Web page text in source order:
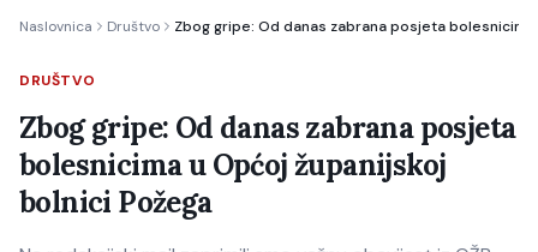
Crna kronika
Poljoprivreda
Politika
Gospodarstvo
Naslovnica Društvo Zbog gripe: Od danas zabrana posjeta
DRUŠTVO
Zbog gripe: Od danas zabrana posjeta
bolesnicima u Općoj županijskoj
bolnici Požega